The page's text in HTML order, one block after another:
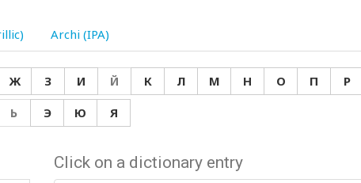
Archi (IPA)
Ж З И Й К Л М Н О П Р
Ь Э Ю Я
Click on a dictionary entry